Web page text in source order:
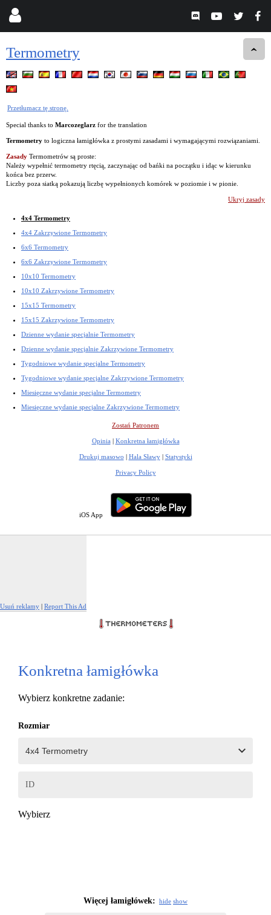
Termometry
Przetłumacz tę stronę.
Special thanks to Marcozeglarz for the translation
Termometry to logiczna łamigłówka z prostymi zasadami i wymagającymi rozwiązaniami.
Zasady Termometrów są proste:
Należy wypełnić termometry rtęcią, zaczynając od bańki na początku i idąc w kierunku
końca bez przerw.
Liczby poza siatką pokazują liczbę wypełnionych komórek w poziomie i w pionie.
Ukryj zasady
4x4 Termometry
4x4 Zakrzywione Termometry
6x6 Termometry
6x6 Zakrzywione Termometry
10x10 Termometry
10x10 Zakrzywione Termometry
15x15 Termometry
15x15 Zakrzywione Termometry
Dzienne wydanie specjalnie Termometry
Dzienne wydanie specjalnie Zakrzywione Termometry
Tygodniowe wydanie specjalne Termometry
Tygodniowe wydanie specjalne Zakrzywione Termometry
Miesięczne wydanie specjalne Termometry
Miesięczne wydanie specjalne Zakrzywione Termometry
Zostań Patronem
Opinia | Konkretna łamigłówka
Drukuj masowo | Hala Sławy| Statystyki
Privacy Policy
iOS App
Usuń reklamy | Report This Ad
Konkretna łamigłówka
Wybierz konkretne zadanie:
Rozmiar
ID
Wybierz
Więcej łamigłówek: hide show